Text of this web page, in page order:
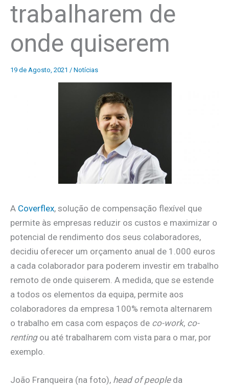
trabalharem de
onde quiserem
19 de Agosto, 2021 / Notícias
A Coverflex, solução de compensação flexível que
permite às empresas reduzir os custos e maximizar o
potencial de rendimento dos seus colaboradores,
decidiu oferecer um orçamento anual de 1.000 euros
a cada colaborador para poderem investir em trabalho
remoto de onde quiserem. A medida, que se estende
a todos os elementos da equipa, permite aos
colaboradores da empresa 100% remota alternarem
o trabalho em casa com espaços de co-work, co-
rentingou até trabalharem com vista para o mar, por
exemplo.
João Franqueira (na foto), head of peopleda